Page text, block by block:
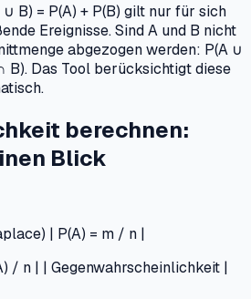
B) = P(A) + P(B) gilt nur für sich
Ereignisse. Sind A und B nicht
abgezogen werden: P(A ∪
B). Das Tool berücksichtigt diese
berechnen:
Blick
| P(A) = m / n |
/ n | | Gegenwahrscheinlichkeit |